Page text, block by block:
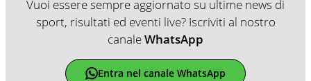
Vuoi essere sempre aggiornato su ultime news di
sport, risultati ed eventi live? Iscriviti al nostro
canaleWhatsApp
Entra nel canale WhatsApp